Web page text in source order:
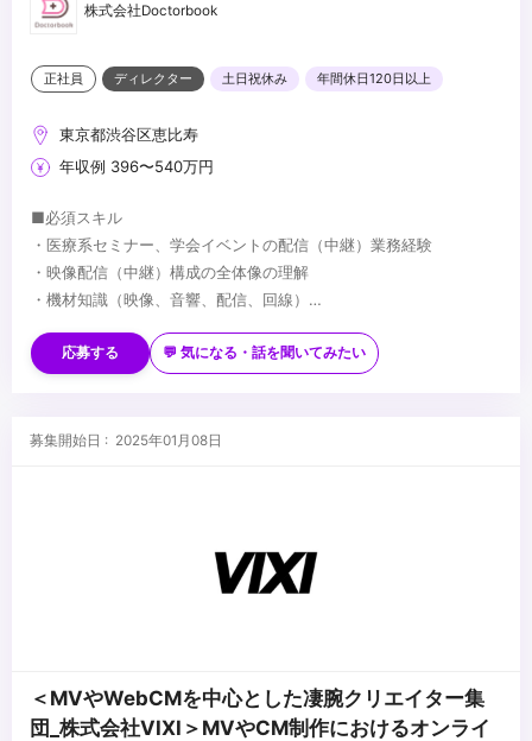
株式会社Doctorbook
正社員 ディレクター 土日祝休み 年間休日120日以上
東京都渋谷区恵比寿
年収例 396〜540万円
■必須スキル
・医療系セミナー、学会イベントの配信（中継）業務経験
・映像配信（中継）構成の全体像の理解
・機材知識（映像、音響、配信、回線）
・スチール撮影経験
・音響・PA経験
応募する 💬 気になる・話を聞いてみたい
募集開始日 : 2025年01月08日
＜MVやWebCMを中心とした凄腕クリエイター集
団_株式会社VIXI＞MVやCM制作におけるオンライ